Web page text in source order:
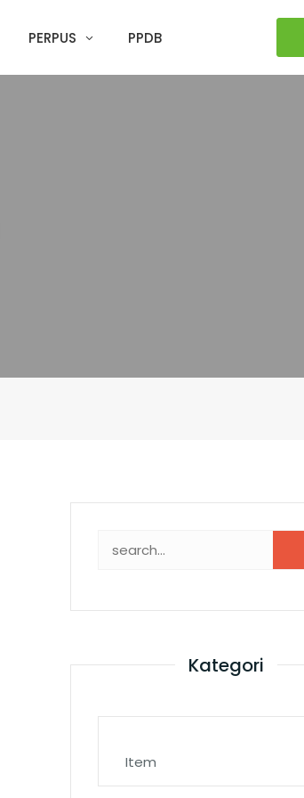
PERPUS PPDB
Kategori